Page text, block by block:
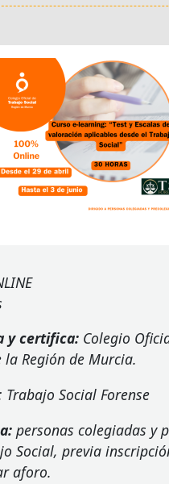
y certifica: Colegio
la Región de Murcia.
Trabajo Social Forense
personas colegiadas y
Social, previa
aforo.